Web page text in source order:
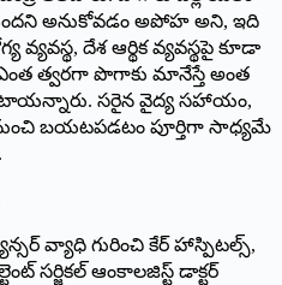
అనుకోవడం అపోహ అని, ఇది
దేశ ఆర్థిక వ్యవస్థపై కూడా
త్వరగా పొగాకు మానేస్తే అంత
సరైన వైద్య సహాయం,
బయటపడటం పూర్తిగా సాధ్యమే
వ్యాధి గురించి కేర్ హాస్పిటల్స్,
సర్జికల్ ఆంకాలజిస్ట్ డాక్టర్